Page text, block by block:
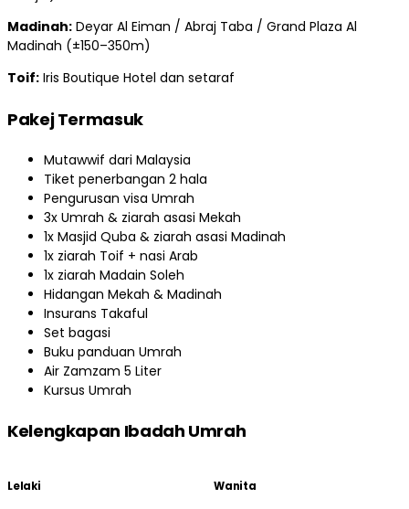
Madinah: Deyar Al Eiman / Abraj Taba / Grand Plaza Al
Madinah (±150–350m)
Toif: Iris Boutique Hotel dan setaraf
Pakej Termasuk
Mutawwif dari Malaysia
Tiket penerbangan 2 hala
Pengurusan visa Umrah
3x Umrah & ziarah asasi Mekah
1x Masjid Quba & ziarah asasi Madinah
1x ziarah Toif + nasi Arab
1x ziarah Madain Soleh
Hidangan Mekah & Madinah
Insurans Takaful
Set bagasi
Buku panduan Umrah
Air Zamzam 5 Liter
Kursus Umrah
Kelengkapan Ibadah Umrah
Lelaki Wanita